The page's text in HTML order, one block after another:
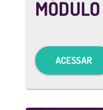
MÓDULO
ACESSAR